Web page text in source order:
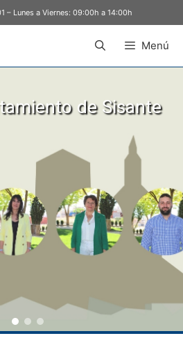
– Lunes a Viernes: 09:00h a 14:00h
Menú
de Sisante